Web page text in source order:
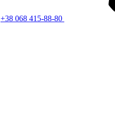
+38 068 415-88-80